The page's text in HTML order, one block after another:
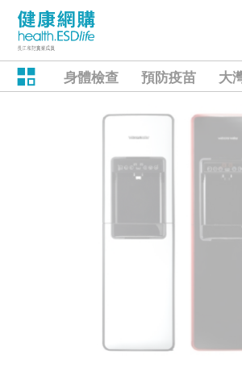
身體檢查 預防疫苗 大